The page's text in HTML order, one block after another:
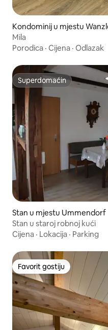
Kondominij u mjestu
Mila
Porodica · Cijena · Odlazak
Superdomaćin
Superdomaćin
Stan u mjestu Ummendorf
Stan u staroj robnoj kući
Cijena · Lokacija · Parking
Favorit gostiju
Favorit gostiju